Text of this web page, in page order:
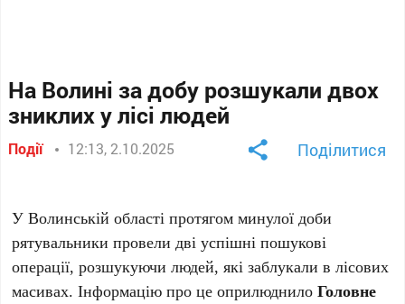
На Волині за добу розшукали двох
зниклих у лісі людей
Події 12:13, 2.10.2025 Поділитися
У Волинській області протягом минулої доби
рятувальники провели дві успішні пошукові
операції, розшукуючи людей, які заблукали в лісових
масивах. Інформацію про це оприлюднилоГоловне